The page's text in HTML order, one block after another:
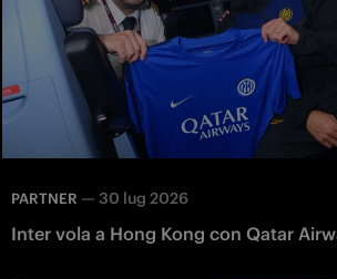
PARTNER — 30 lug 2026
Inter vola a Hong Kong con Qatar